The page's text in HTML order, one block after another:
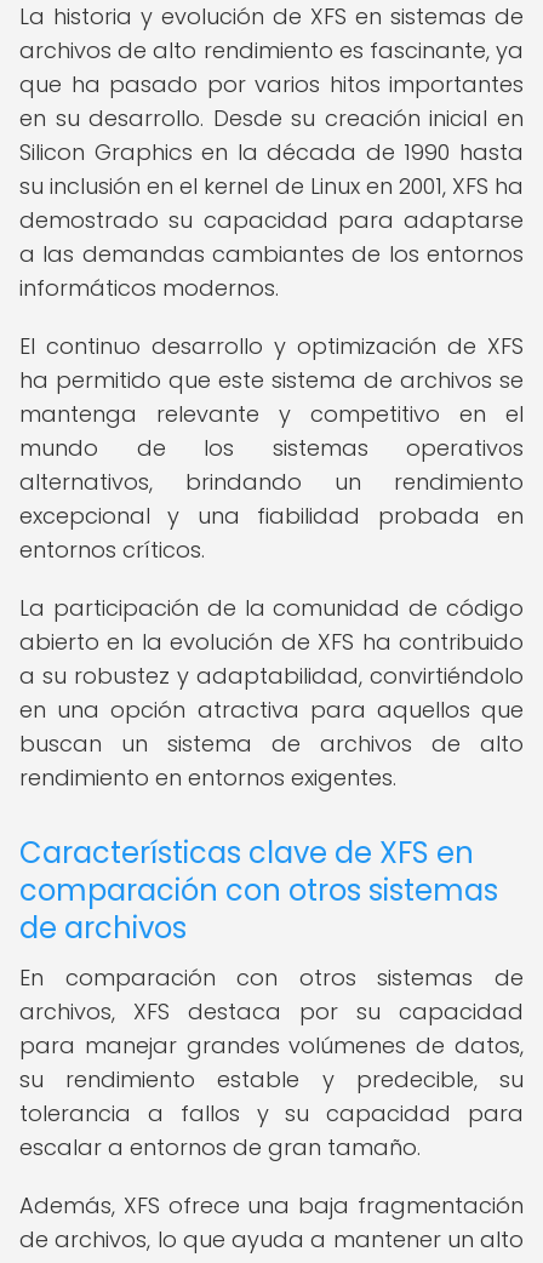
La historia y evolución de XFS en sistemas de
archivos de alto rendimiento es fascinante, ya
que ha pasado por varios hitos importantes
en su desarrollo. Desde su creación inicial en
Silicon Graphics en la década de 1990 hasta
su inclusión en el kernel de Linux en 2001, XFS ha
demostrado su capacidad para adaptarse
a las demandas cambiantes de los entornos
informáticos modernos.
El continuo desarrollo y optimización de XFS
ha permitido que este sistema de archivos se
mantenga relevante y competitivo en el
mundo de los sistemas operativos
alternativos, brindando un rendimiento
excepcional y una fiabilidad probada en
entornos críticos.
La participación de la comunidad de código
abierto en la evolución de XFS ha contribuido
a su robustez y adaptabilidad, convirtiéndolo
en una opción atractiva para aquellos que
buscan un sistema de archivos de alto
rendimiento en entornos exigentes.
Características clave de XFS en
comparación con otros sistemas
de archivos
En comparación con otros sistemas de
archivos, XFS destaca por su capacidad
para manejar grandes volúmenes de datos,
su rendimiento estable y predecible, su
tolerancia a fallos y su capacidad para
escalar a entornos de gran tamaño.
Además, XFS ofrece una baja fragmentación
de archivos, lo que ayuda a mantener un alto